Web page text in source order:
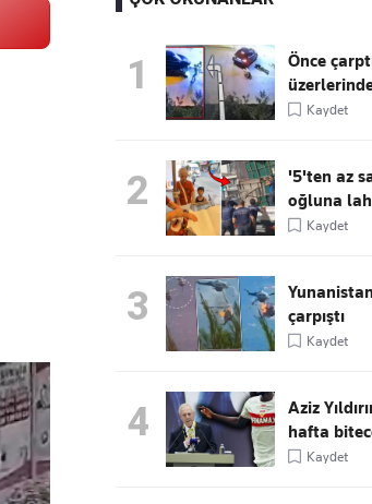
Kaçırmayın
Ücretsiz üye olun,
1
Önce
Kaydet
2
'5'ten az
oğluna
Kaydet
3
çarpıştı
Kaydet
4
Aziz
hafta
Kaydet